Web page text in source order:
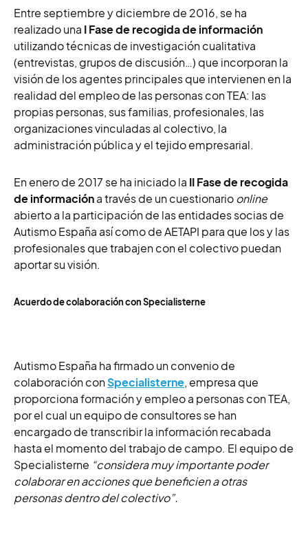
Entre septiembre y diciembre de 2016, se ha
realizado una I Fase de recogida de información
utilizando técnicas de investigación cualitativa
(entrevistas, grupos de discusión…) que incorporan la
visión de los agentes principales que intervienen en la
realidad del empleo de las personas con TEA: las
propias personas, sus familias, profesionales, las
organizaciones vinculadas al colectivo, la
administración pública y el tejido empresarial.
En enero de 2017 se ha iniciado la II Fase de recogida
de informacióna través de un cuestionarioonline
abierto a la participación de las entidades socias de
Autismo España así como de AETAPI para que los y las
profesionales que trabajen con el colectivo puedan
aportar su visión.
Acuerdo de colaboración con Specialisterne
Autismo España ha firmado un convenio de
colaboración conSpecialisterne, empresa que
proporciona formación y empleo a personas con TEA,
por el cual un equipo de consultores se han
encargado de transcribir la información recabada
hasta el momento del trabajo de campo. El equipo de
Specialisterne “considera muy importante poder
colaborar en acciones que beneficien a otras
personas dentro del colectivo”.